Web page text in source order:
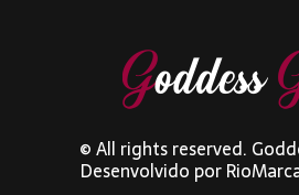
© All rights reserved.
Desenvolvido por